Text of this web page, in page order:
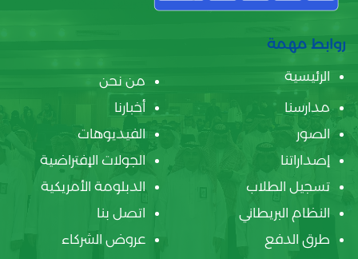
روابط مهمة
الرئيسية
من نحن
مدارسنا
أخبارنا
الصور
الفيديوهات
إصداراتنا
الجولات الإفتراضية
تسجيل الطلاب
الدبلومة الأمريكية
النظام البريطاني
اتصل بنا
طرق الدفع
عروض الشركاء